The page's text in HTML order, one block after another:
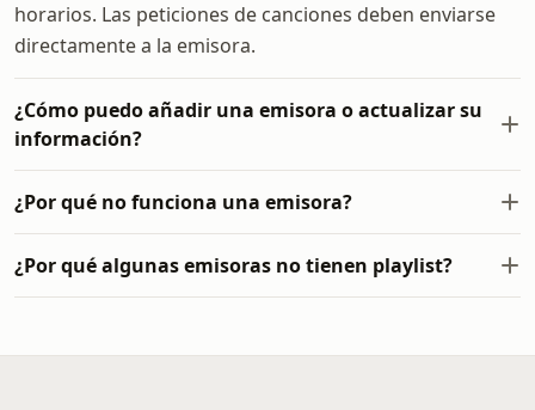
horarios. Las peticiones de canciones deben enviarse
directamente a la emisora.
¿Cómo puedo añadir una emisora o actualizar su
información?
¿Por qué no funciona una emisora?
¿Por qué algunas emisoras no tienen playlist?